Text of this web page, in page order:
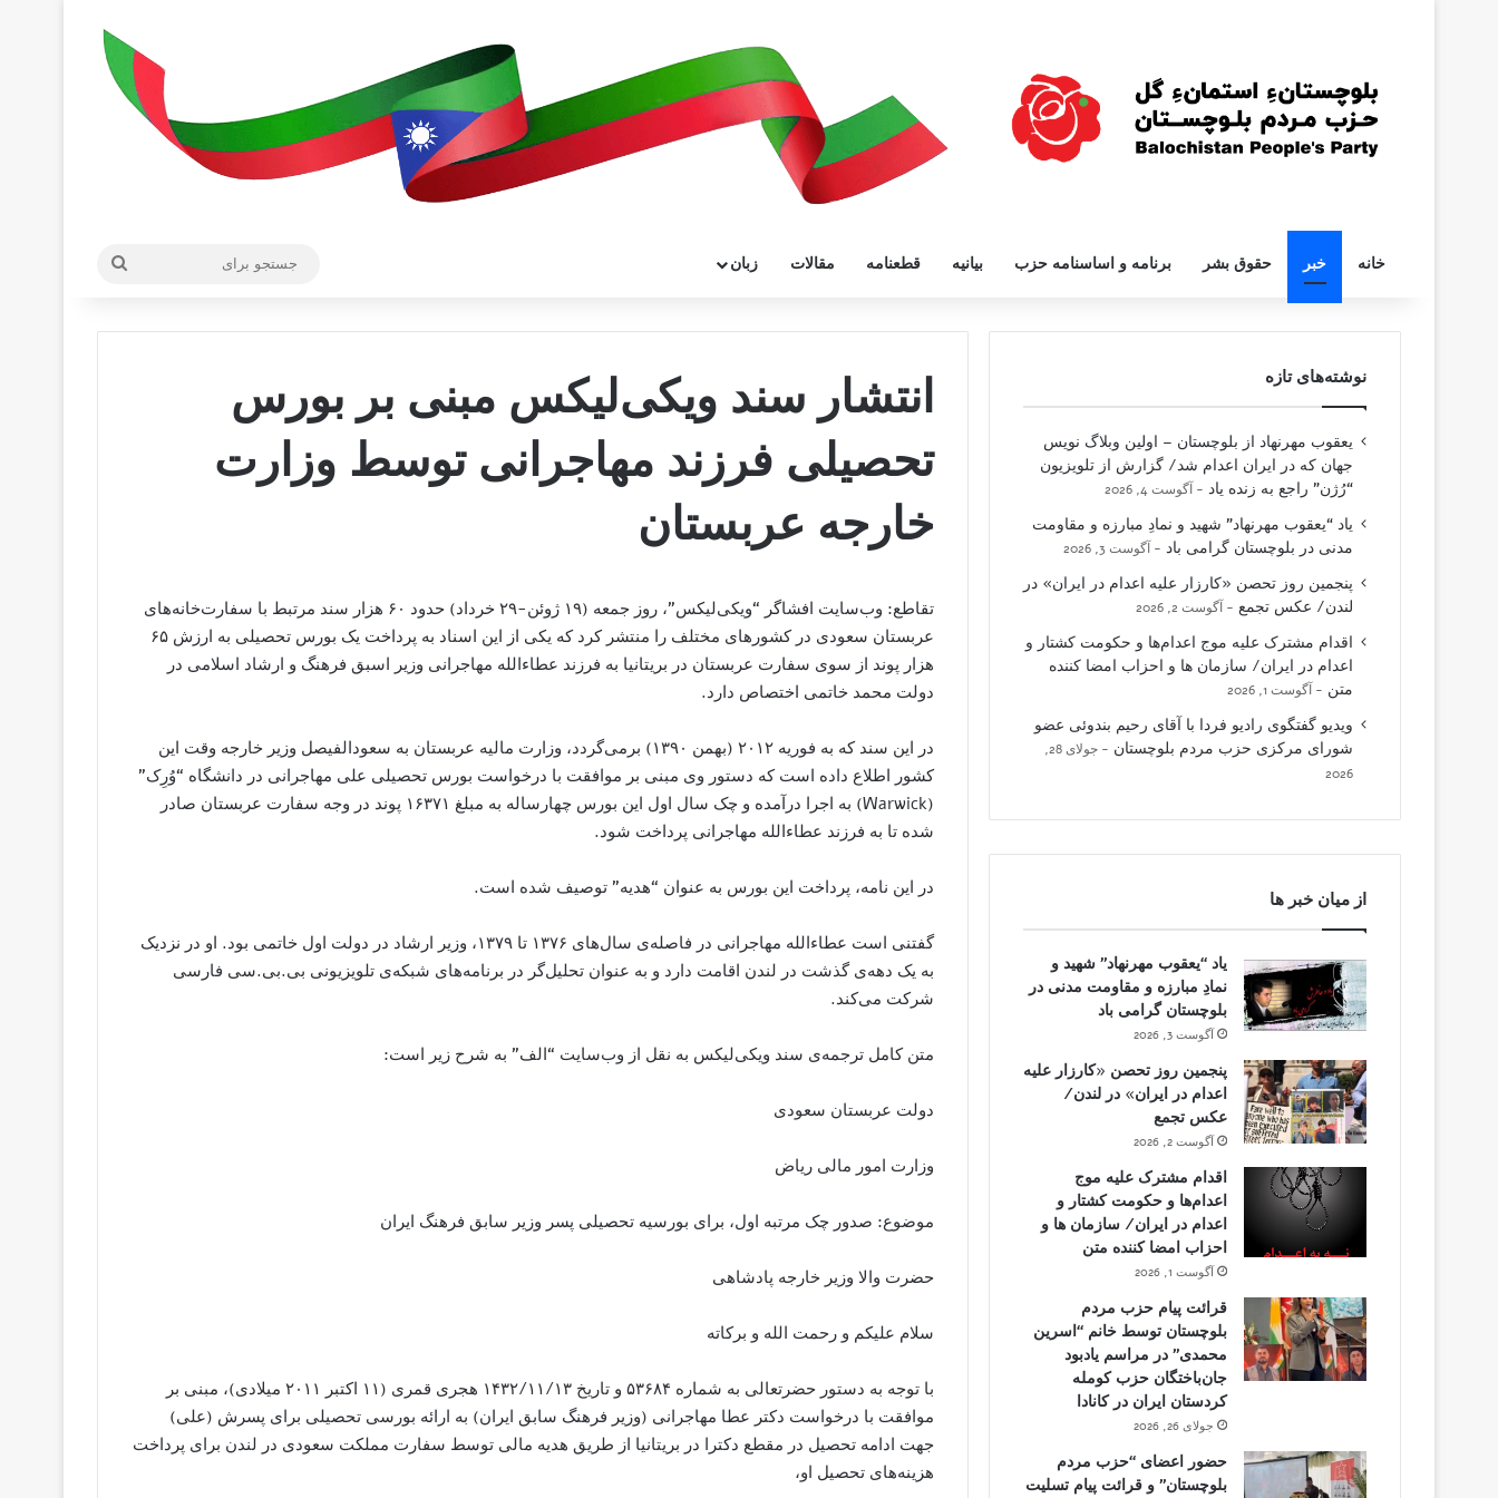
خانه خبر حقوق بشر برنامه و اساسنامه حزب بیانیه قطعنامه مقالات زبان
انتشار سند ویکی‌لیکس مبنی بر بورس
تحصیلی فرزند مهاجرانی توسط وزارت
خارجه عربستان
تقاطع: وب‌سایت افشاگر “ویکی‌لیکس”، روز جمعه (۱۹ ژوئن-۲۹ خرداد) حدود ۶۰ هزار سند مرتبط با سفارت‌خانه‌های
عربستان سعودی در کشورهای مختلف را منتشر کرد که یکی از این اسناد به پرداخت یک بورس تحصیلی به ارزش ۶۵
هزار پوند از سوی سفارت عربستان در بریتانیا به فرزند عطاءالله مهاجرانی وزیر اسبق فرهنگ و ارشاد اسلامی در
دولت محمد خاتمی اختصاص دارد.
در این سند که به فوریه ۲۰۱۲ (بهمن ۱۳۹۰) برمی‌گردد، وزارت مالیه عربستان به سعودالفیصل وزیر خارجه وقت این
کشور اطلاع داده است که دستور وی مبنی بر موافقت با درخواست بورس تحصیلی علی مهاجرانی در دانشگاه “وُرِک”
(Warwick) به اجرا درآمده و چک سال اول این بورس چهارساله به مبلغ ۱۶۳۷۱ پوند در وجه سفارت عربستان صادر
شده تا به فرزند عطاءالله مهاجرانی پرداخت شود.
در این نامه، پرداخت این بورس به عنوان “هدیه” توصیف شده است.
گفتنی است عطاءالله مهاجرانی در فاصله‌ی سال‌های ۱۳۷۶ تا ۱۳۷۹، وزیر ارشاد در دولت اول خاتمی بود. او در نزدیک
به یک دهه‌ی گذشت در لندن اقامت دارد و به عنوان تحلیل‌گر در برنامه‌های شبکه‌ی تلویزیونی بی.بی.سی فارسی
شرکت می‌کند.
متن کامل ترجمه‌ی سند ویکی‌لیکس به نقل از وب‌سایت “الف” به شرح زیر است:
دولت عربستان سعودی
وزارت امور مالی ریاض
موضوع: صدور چک مرتبه اول، برای بورسیه تحصیلی پسر وزیر سابق فرهنگ ایران
حضرت والا وزیر خارجه پادشاهی
سلام علیکم و رحمت الله و برکاته
با توجه به دستور حضرتعالی به شماره ۵۳۶۸۴ و تاریخ ۱۴۳۲/۱۱/۱۳ هجری قمری (۱۱ اکتبر ۲۰۱۱ میلادی)، مبنی بر
موافقت با درخواست دکتر عطا مهاجرانی (وزیر فرهنگ سابق ایران) به ارائه بورسی تحصیلی برای پسرش (علی)
جهت ادامه تحصیل در مقطع دکترا در بریتانیا از طریق هدیه مالی توسط سفارت مملکت سعودی در لندن برای پرداخت
هزینه‌های تحصیل او،
نوشته‌های تازه
یعقوب مهرنهاد از بلوچستان – اولین وبلاگ نویس
جهان که در ایران اعدام شد/ گزارش از تلویزیون
“رُژن” راجع به زنده یاد
آگوست 4, 2026
یاد “یعقوب مهرنهاد” شهید و نمادِ مبارزه و مقاومت
مدنی در بلوچستان گرامی باد
آگوست 3, 2026
پنجمین روز تحصن «کارزار علیه اعدام در ایران» در
لندن/ عکس تجمع
آگوست 2, 2026
اقدام مشترک علیه موج اعدام‌ها و حکومت کشتار و
اعدام در ایران/ سازمان ها و احزاب امضا کننده
متن
آگوست 1, 2026
ویدیو گفتگوی رادیو فردا با آقای رحیم بندوئی عضو
شورای مرکزی حزب مردم بلوچستان
جولای 28,
2026
از میان خبر ها
یاد “یعقوب مهرنهاد” شهید و
نمادِ مبارزه و مقاومت مدنی در
بلوچستان گرامی باد
آگوست 3, 2026
پنجمین روز تحصن «کارزار علیه
اعدام در ایران» در لندن/
عکس تجمع
آگوست 2, 2026
اقدام مشترک علیه موج
اعدام‌ها و حکومت کشتار و
اعدام در ایران/ سازمان ها و
احزاب امضا کننده متن
آگوست 1, 2026
قرائت پیام حزب مردم
بلوچستان توسط خانم “اسرین
محمدی” در مراسم یادبود
جان‌باختگان حزب کومله
کردستان ایران در کانادا
جولای 26, 2026
حضور اعضای “حزب مردم
بلوچستان” و قرائت پیام تسلیت